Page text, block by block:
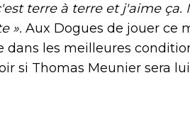
terre à terre et j'aime ça.
». Aux Dogues de jouer ce
dans les meilleures
si Thomas Meunier sera